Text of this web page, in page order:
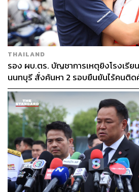
THAILAND
รอง ผบ.ตร. บัญชาการเหตุยิงโรงเรีย
นนทบุรี สั่งค้นหา 2 รอบยืนยันไร้คนติ
บ้านพักผู้ก่อเหตุ